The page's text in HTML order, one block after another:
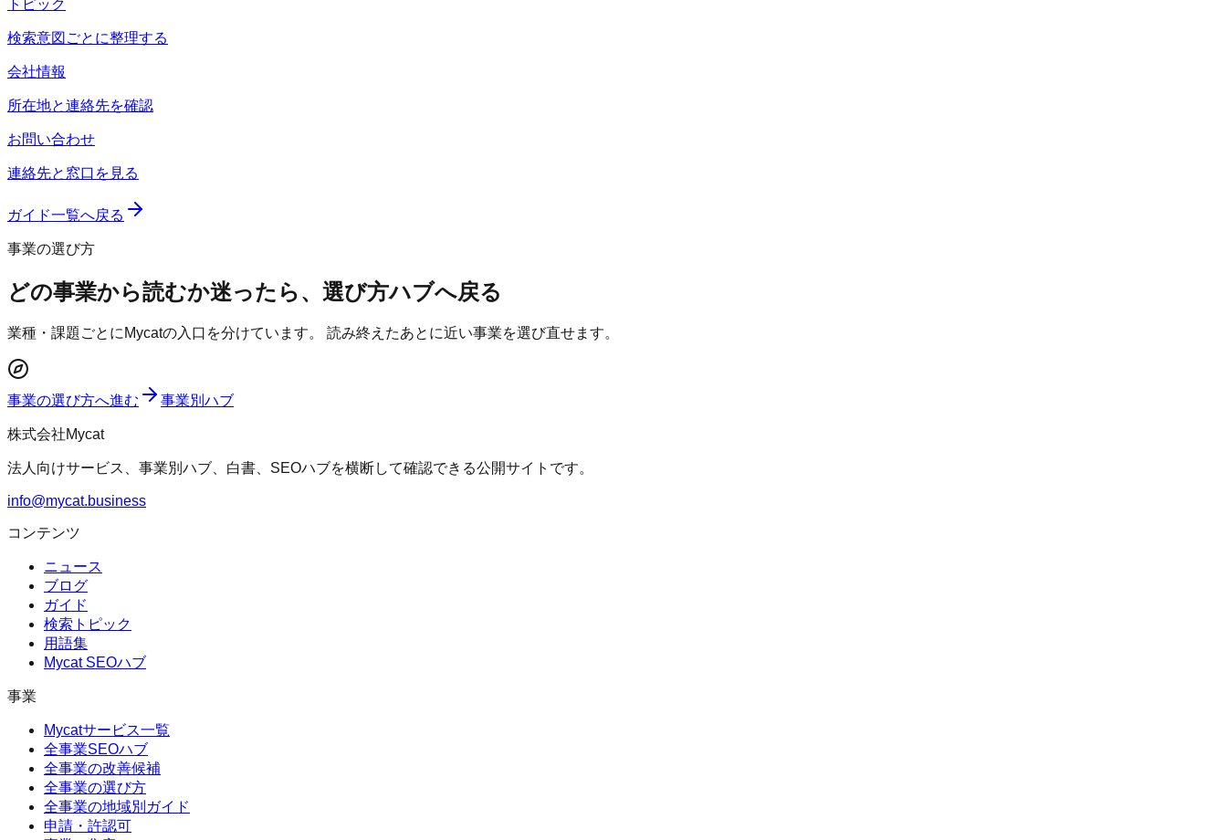
トピック
検索意図ごとに整理する
会社情報
所在地と連絡先を確認
お問い合わせ
連絡先と窓口を見る
ガイド一覧へ戻る
事業の選び方
どの事業から読むか迷ったら、選び方ハブへ戻る
業種・課題ごとにMycatの入口を分けています。 読み終えたあとに近い事業を選び直せます。
事業の選び方へ進む 事業別ハブ
株式会社Mycat
法人向けサービス、事業別ハブ、白書、SEOハブを横断して確認できる公開サイトです。
info@mycat.business
コンテンツ
ニュース
ブログ
ガイド
検索トピック
用語集
Mycat SEOハブ
事業
Mycatサービス一覧
全事業SEOハブ
全事業の改善候補
全事業の選び方
全事業の地域別ガイド
申請・許認可